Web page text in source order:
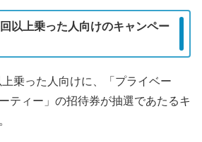
以上乗った人向けのキャンペー
乗った人向けに、「プライベー
ティー」の招待券が抽選であたるキ